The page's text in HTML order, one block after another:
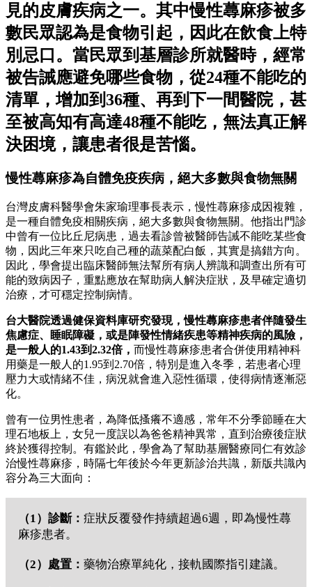
見的皮膚疾病之一。其中慢性蕁麻疹被多
數民眾認為是食物引起，因此在飲食上特
別忌口。當民眾到基層診所就醫時，經常
被告誡應避免哪些食物，從24種不能吃的
清單，增加到36種、再到下一間醫院，甚
至被高知有高達48種不能吃，無法真正解
決困境，讓患者很是苦惱。
慢性蕁麻疹為自體免疫疾病，絕大多數與食物無關
台灣皮膚科醫學會朱家瑜理事長表示，慢性蕁麻疹成因複雜，
是一種自體免疫相關疾病，絕大多數與食物無關。他指出門診
中曾有一位比丘尼病患，過去看診曾被醫師告誡不能吃某些食
物，因此三年來只吃自己種的蔬菜配白飯，其實是搞錯方向。
因此，學會提出臨床醫師無法幫所有病人辨識和調查出所有可
能的致病因子，重點應放在幫助病人解決症狀，及早確定適切
治療，才可穩定控制病情。
台大醫院透過健保資料庫研究發現，慢性蕁麻疹患者伴隨發生
焦慮症、睡眠障礙，或是陣發性情緒疾患等精神疾病的風險，
是一般人的1.43到2.32倍， 而慢性蕁麻疹患者合併使用精神科
用藥是一般人的1.95到2.70倍，特別是進入冬季，若患者心理
壓力大或情緒不佳，病況就會進入惡性循環，使得病情逐漸惡
化。
曾有一位男性患者，為降低搔癢不適感，常年不分季節睡在大
理石地板上，女兒一度誤以為爸爸精神異常，直到治療後症狀
終於獲得控制。有鑑於此，學會為了幫助基層醫療同仁有效診
治慢性蕁麻疹，時隔七年後於今年更新診治共識，新版共識內
容分為三大面向：
（1）診斷： 症狀反覆發作持續超過6週，即為慢性蕁
麻疹患者。
（2）處置： 藥物治療單純化，接軌國際指引建議。